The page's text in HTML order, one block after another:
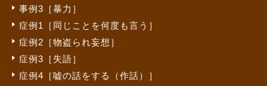
事例3［暴力］
症例1［同じことを何度も言う］
症例2［物盗られ妄想］
症例3［失語］
症例4［嘘の話をする（作話）］